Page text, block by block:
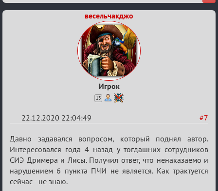
весельчакджо
Игрок
13
#7
22.12.2020 22:04:49
Re:
Ценная
игровая
информация
Давно задавался вопросом, который поднял автор.
Интересовался года 4 назад у тогдашних сотрудников
СИЭ Дримера и Лисы. Получил ответ, что ненаказаемо и
нарушением 6 пункта ПЧИ не является. Как трактуется
сейчас - не знаю.